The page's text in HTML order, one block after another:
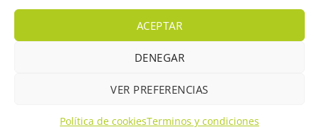
ACEPTAR
DENEGAR
VER PREFERENCIAS
Política de cookiesTerminos y condiciones
Marcas
OFERTAS